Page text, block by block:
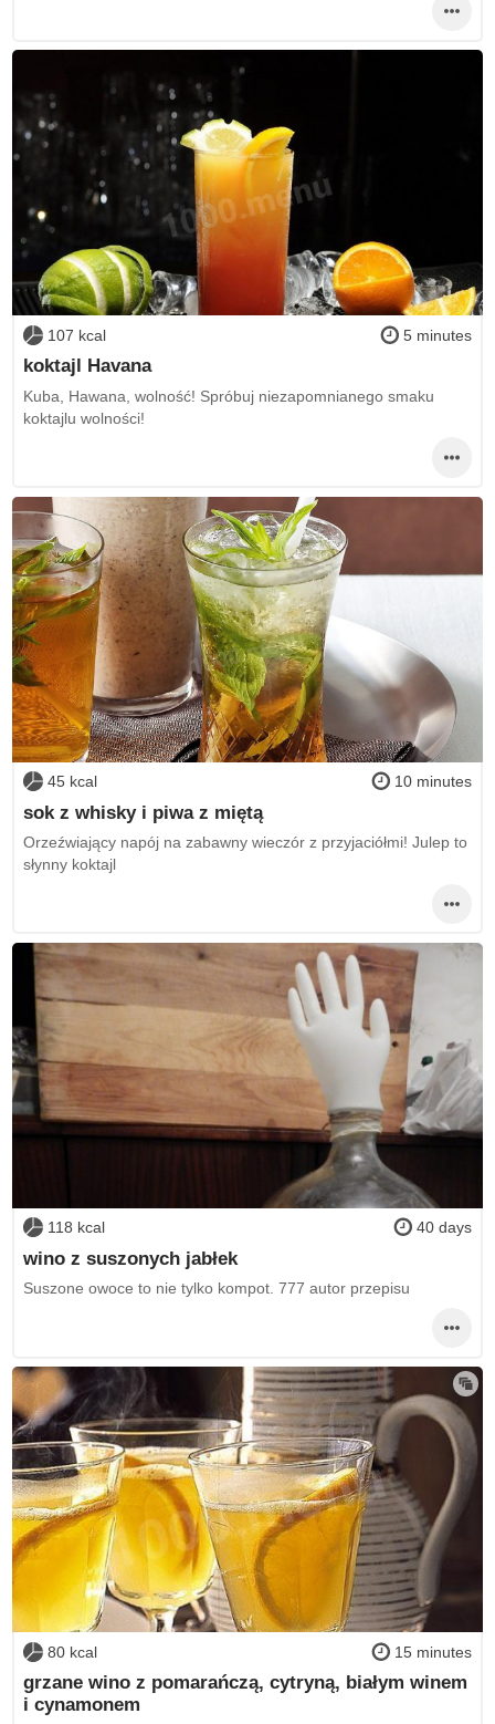
107 kcal 5 minutes
koktajl Havana
Kuba, Hawana, wolność! Spróbuj niezapomnianego smaku
koktajlu wolności!
45 kcal 10 minutes
sok z whisky i piwa z miętą
Orzeźwiający napój na zabawny wieczór z przyjaciółmi! Julep to
słynny koktajl
118 kcal 40 days
wino z suszonych jabłek
Suszone owoce to nie tylko kompot. 777 autor przepisu
80 kcal 15 minutes
grzane wino z pomarańczą, cytryną, białym winem
i cynamonem